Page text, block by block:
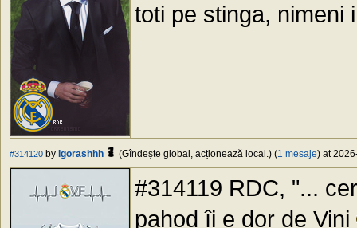
toti pe stinga, nimeni
#314120 by Igorashhh (Gîndește global, acționează local.) (1 mesaje) at
#314119 RDC, "...
pahod îi e dor de Vini